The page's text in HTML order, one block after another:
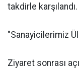
takdirle karşılandı.
"Sanayicilerimiz
Ziyaret sonrası